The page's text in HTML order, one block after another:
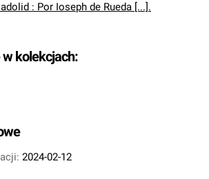
: Por Ioseph de Rueda [...].
kolekcjach:
2024-02-12